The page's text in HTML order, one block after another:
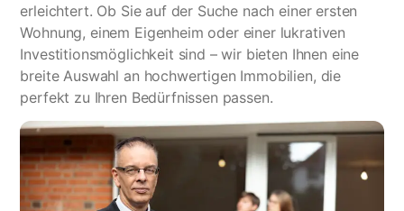
erleichtert. Ob Sie auf der Suche nach einer ersten
Wohnung, einem Eigenheim oder einer lukrativen
Investitionsmöglichkeit sind – wir bieten Ihnen eine
breite Auswahl an hochwertigen Immobilien, die
perfekt zu Ihren Bedürfnissen passen.